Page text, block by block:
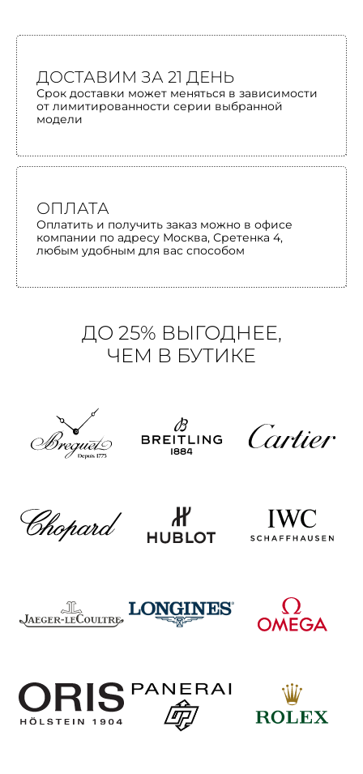
ДОСТАВИМ ЗА 21 ДЕНЬ
Срок доставки может меняться в зависимости
от лимитированности серии выбранной
модели
ОПЛАТА
Оплатить и получить заказ можно в офисе
компании по адресу Москва, Сретенка 4,
любым удобным для вас способом
ДО 25% ВЫГОДНЕЕ,
ЧЕМ В БУТИКЕ